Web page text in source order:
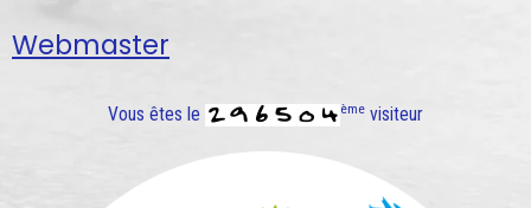
Webmaster
Vous êtes le ème visiteur